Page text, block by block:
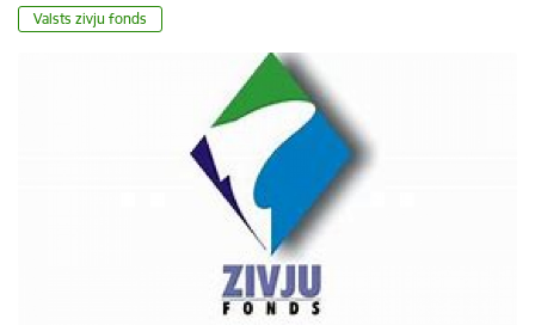
Valsts zivju fonds